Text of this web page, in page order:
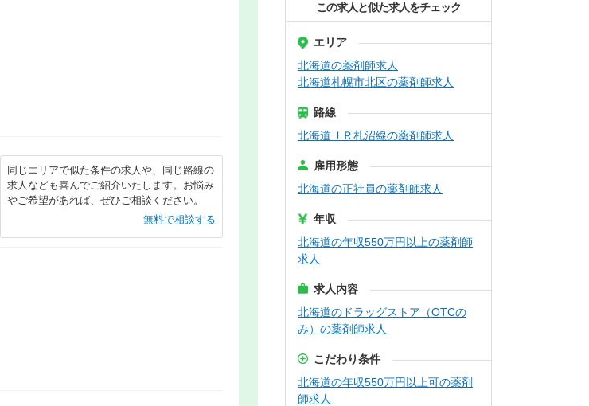
同じエリアで似た条件の求人や、同じ路線の
求人なども喜んでご紹介いたします。お悩み
やご希望があれば、ぜひご相談ください。
無料で相談する
この求人と似た求人をチェック
エリア
北海道の薬剤師求人
北海道札幌市北区の薬剤師求人
路線
北海道ＪＲ札沼線の薬剤師求人
雇用形態
北海道の正社員の薬剤師求人
年収
北海道の年収550万円以上の薬剤師
求人
求人内容
北海道のドラッグストア（OTCの
み）の薬剤師求人
こだわり条件
北海道の年収550万円以上可の薬剤
師求人